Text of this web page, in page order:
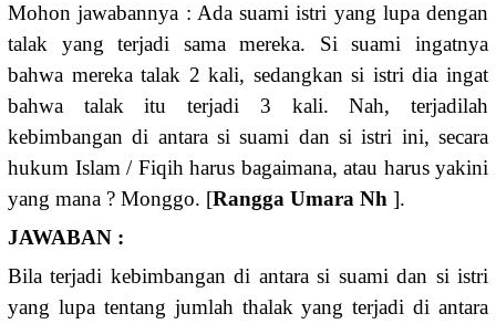
Mohon jawabannya : Ada suami istri yang lupa dengan
talak yang terjadi sama mereka. Si suami ingatnya
bahwa mereka talak 2 kali, sedangkan si istri dia ingat
bahwa talak itu terjadi 3 kali. Nah, terjadilah
kebimbangan di antara si suami dan si istri ini, secara
hukum Islam / Fiqih harus bagaimana, atau harus yakini
yang mana ? Monggo. [Rangga Umara Nh ].
JAWABAN :
Bila terjadi kebimbangan di antara si suami dan si istri
yang lupa tentang jumlah thalak yang terjadi di antara